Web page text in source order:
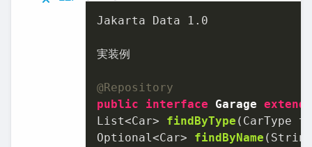
Jakarta Data 1.0
実装例
@Repository
public
interface Garage extends
List<Car> findByType (CarType
Optional<Car> findByName